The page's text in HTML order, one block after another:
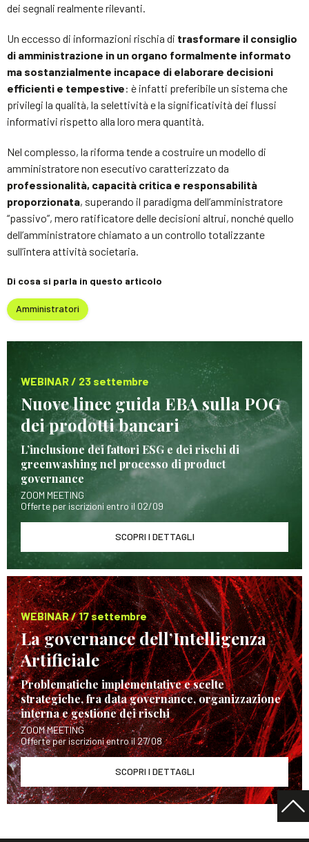
dei segnali realmente rilevanti.
Un eccesso di informazioni rischia di trasformare il consiglio
di amministrazione in un organo formalmente informato
ma sostanzialmente incapace di elaborare decisioni
efficienti e tempestive: è infatti preferibile un sistema che
privilegi la qualità, la selettività e la significatività dei flussi
informativi rispetto alla loro mera quantità.
Nel complesso, la riforma tende a costruire un modello di
amministratore non esecutivo caratterizzato da
professionalità, capacità critica e responsabilità
proporzionata, superando il paradigma dell’amministratore
“passivo”, mero ratificatore delle decisioni altrui, nonché quello
dell’amministratore chiamato a un controllo totalizzante
sull’intera attività societaria.
Di cosa si parla in questo articolo
Amministratori
WEBINAR / 23 settembre
Nuove linee guida EBA sulla POG
dei prodotti bancari
L’inclusione dei fattori ESG e dei rischi di
greenwashing nel processo di product
governance
ZOOM MEETING
Offerte per iscrizioni entro il 02/09
SCOPRI I DETTAGLI
WEBINAR / 17 settembre
La governance dell’Intelligenza
Artificiale
Problematiche implementative e scelte
strategiche, fra data governance, organizzazione
interna e gestione dei rischi
ZOOM MEETING
Offerte per iscrizioni entro il 27/08
SCOPRI I DETTAGLI